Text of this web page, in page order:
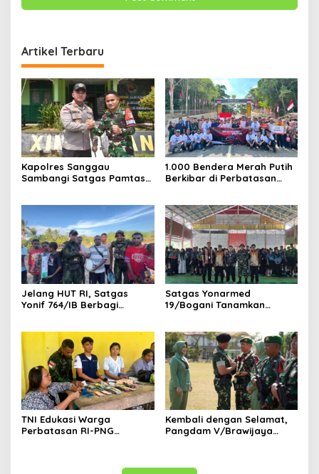
Artikel Terbaru
Kapolres Sanggau
Sambangi Satgas Pamtas
1.000 Bendera Merah Putih
Berkibar di Perbatasan
Jelang HUT RI, Satgas
Yonif 764/IB Berbagi
Satgas Yonarmed
19/Bogani Tanamkan
TNI Edukasi Warga
Perbatasan RI-PNG
Kembali dengan Selamat,
Pangdam V/Brawijaya
Perbatasan RI-PNG